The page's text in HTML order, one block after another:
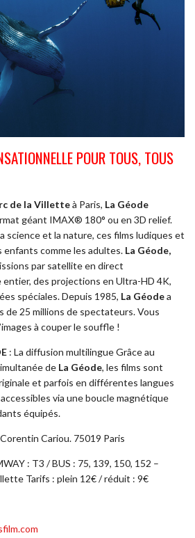
POUR TOUS, TOUS
de la Villetteà Paris, La Géode
géant IMAX® 180° ou en 3D relief.
science et la nature, ces films ludiques et
comme les adultes. La Géode,
par satellite en direct
entier, des projections en Ultra-HD 4K,
spéciales. Depuis 1985, La Géodea
de 25 millions de spectateurs. Vous
à couper le souffle !
: La diffusion multilingue Grâce au
de La Géode, les films sont
et parfois en différentes langues
via une boucle magnétique
équipés.
Cariou. 75019 Paris
: T3 / BUS : 75, 139, 150, 152 –
Tarifs : plein 12€ / réduit : 9€